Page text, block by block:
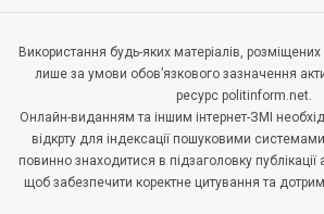
Використання будь-яких матеріалів,
лише за умови обов’язкового зазначення
ресурс politinform.net.
Онлайн-виданням та іншим інтернет-ЗМІ
відкрту для індексації пошуковими
повинно знаходитися в підзаголовку публікації
щоб забезпечити коректне цитування та